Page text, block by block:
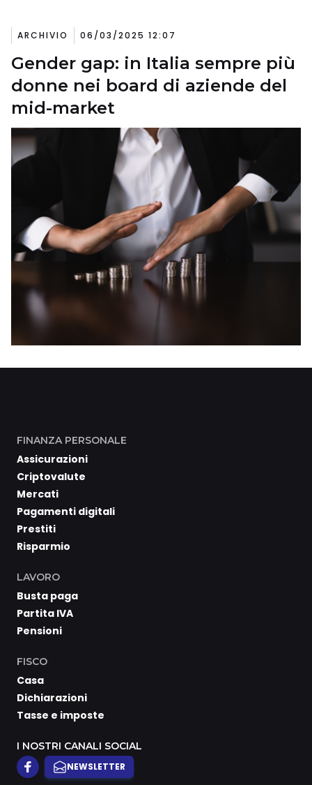
ARCHIVIO 06/03/2025 12:07
Gender gap: in Italia sempre più
donne nei board di aziende del
mid-market
FINANZA PERSONALE
Assicurazioni
Criptovalute
Mercati
Pagamenti digitali
Prestiti
Risparmio
LAVORO
Busta paga
Partita IVA
Pensioni
FISCO
Casa
Dichiarazioni
Tasse e imposte
I NOSTRI CANALI SOCIAL
NEWSLETTER